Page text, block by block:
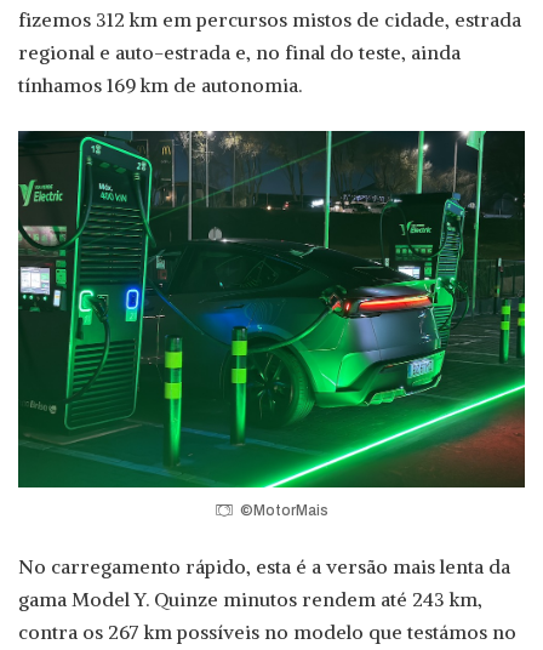
fizemos 312 km em percursos mistos de cidade, estrada
regional e auto-estrada e, no final do teste, ainda
tínhamos 169 km de autonomia.
©MotorMais
No carregamento rápido, esta é a versão mais lenta da
gama Model Y. Quinze minutos rendem até 243 km,
contra os 267 km possíveis no modelo que testámos no